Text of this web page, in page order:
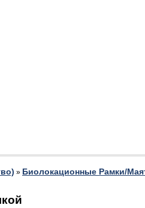
» Биолокационные Рамки/